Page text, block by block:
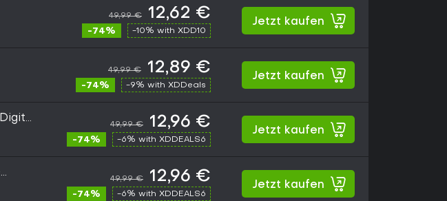
49,99 € 12,62 €
-74% -10% with XDD10
Jetzt kaufen
49,99 € 12,89 €
-74% -9% with XDDeals
Jetzt kaufen
49,99 € 12,96 €
-74% -6% with XDDEALS6
Jetzt kaufen
49,99 € 12,96 €
-74% -6% with XDDEALS6
Jetzt kaufen